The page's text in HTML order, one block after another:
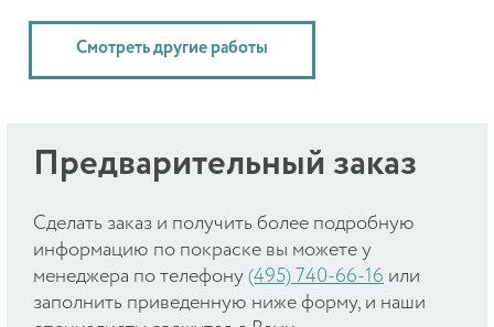
Смотреть другие работы
Предварительный заказ
Cделать заказ и получить более подробную
информацию по покраске вы можете у
менеджера по телефону (495) 740-66-16 или
заполнить приведенную ниже форму, и наши